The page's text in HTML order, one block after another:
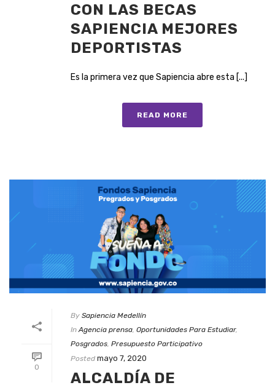
CON LAS BECAS
SAPIENCIA MEJORES
DEPORTISTAS
Es la primera vez que Sapiencia abre esta [...]
READ MORE
0
By Sapiencia Medellín
In Agencia prensa, Oportunidades Para Estudiar,
Posgrados, Presupuesto Participativo
Posted mayo 7, 2020
ALCALDÍA DE